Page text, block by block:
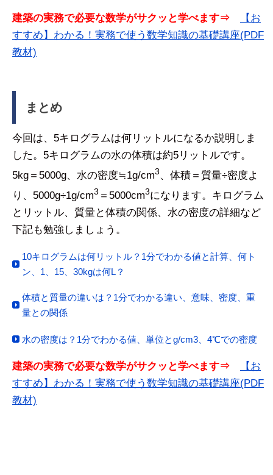
建築の実務で必要な数学がサクッと学べます⇒
【お
すすめ】わかる！実務で使う数学知識の基礎講座(PDF
教材)
まとめ
今回は、5キログラムは何リットルになるか説明しま
した。5キログラムの水の体積は約5リットルです。
5kg＝5000g、水の密度≒1g/cm3、体積＝質量÷密度よ
り、5000g÷1g/cm3 ＝5000cm3になります。キログラム
とリットル、質量と体積の関係、水の密度の詳細など
下記も勉強しましょう。
10キログラムは何リットル？1分でわかる値と計算、何ト
ン、1、15、30kgは何L？
体積と質量の違いは？1分でわかる違い、意味、密度、重
量との関係
水の密度は？1分でわかる値、単位とg/cm3、4℃での密度
建築の実務で必要な数学がサクッと学べます⇒
【お
すすめ】わかる！実務で使う数学知識の基礎講座(PDF
教材)